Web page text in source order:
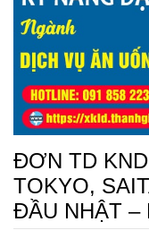
ĐƠN TD
TOKYO,
ĐẦU NHẬT –